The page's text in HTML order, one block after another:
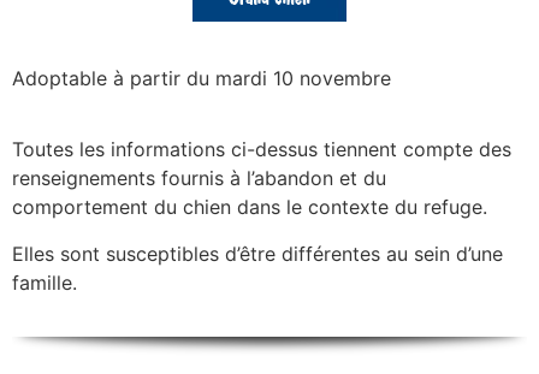
Adoptable à partir du mardi 10 novembre
Toutes les informations ci-dessus tiennent compte des
renseignements fournis à l’abandon et du
comportement du chien dans le contexte du refuge.
Elles sont susceptibles d’être différentes au sein d’une
famille.